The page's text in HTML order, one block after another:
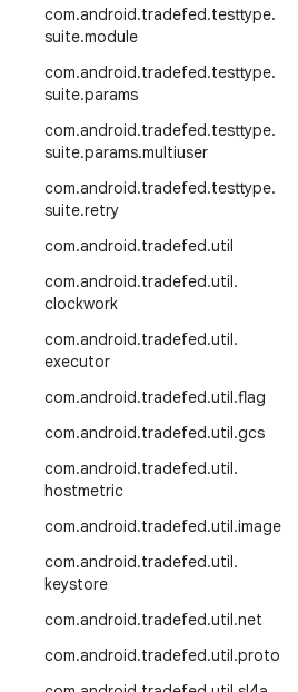
com.android.tradefed.testtype.
suite.module
com.android.tradefed.testtype.
suite.params
com.android.tradefed.testtype.
suite.params.multiuser
com.android.tradefed.testtype.
suite.retry
com.android.tradefed.util
com.android.tradefed.util.
clockwork
com.android.tradefed.util.
executor
com.android.tradefed.util.flag
com.android.tradefed.util.gcs
com.android.tradefed.util.
hostmetric
com.android.tradefed.util.image
com.android.tradefed.util.
keystore
com.android.tradefed.util.net
com.android.tradefed.util.proto
Repositorio de Android
Requisitos
Descargar
Vista previa de binarios